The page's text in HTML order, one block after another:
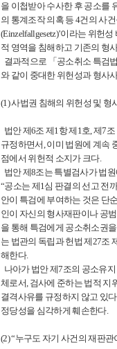
을 이첩받아 수사한 후 공소를
의 통계조작 의혹 등 4건의 사
(Einzelfallgesetz)’이라는 위헌
적 영역을 침해하고 기존의 형
결과적으로 「공소취소 특검
와 같이 중대한 위헌성과 형사
(1) 사법권 침해의 위헌성 및 형
법안 제6조 제1항 제1호, 제7
규정하면서, 이미 법원에 계속
점에서 위헌적 소지가 크다.
법안 제8조는 특별검사가 법
“공소는 제1심 판결의 선고 전
안이 특검에 부여하는 것은 단
인이 자신의 형사재판이나 공
을 통해 특검에게 공소취소권
는 법관의 독립과 헌법 제27조
해한다.
나아가 법안 제7조의 공소유
체로서, 검사에 준하는 법적 지
결격사유를 규정하지 않고 있
정당성을 심각하게 훼손한다.
(2) “누구도 자기 사건의 재판